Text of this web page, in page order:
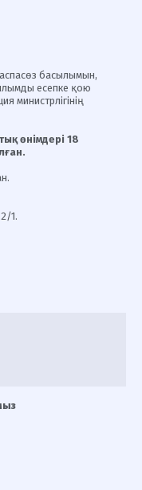
басылымын,
есепке қою
министрлігінің
өнімдері 18
1.